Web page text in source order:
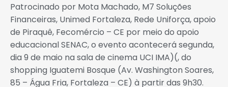
Patrocinado por Mota Machado, M7 Soluções
Financeiras, Unimed Fortaleza, Rede Uniforça, apoio
de Piraquê, Fecomércio – CE por meio do apoio
educacional SENAC, o evento acontecerá segunda,
dia 9 de maio na sala de cinema UCI IMA)(, do
shopping Iguatemi Bosque (Av. Washington Soares,
85 – Água Fria, Fortaleza – CE) à partir das 9h30.